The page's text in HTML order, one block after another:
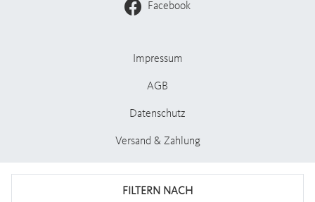
FILTERN NACH
Facebook
Impressum
AGB
Datenschutz
Versand & Zahlung